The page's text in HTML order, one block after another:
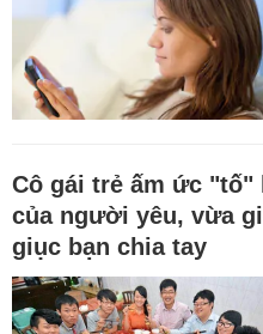
Cô gái trẻ ấm ức "tố"
của người yêu, vừa
giục bạn chia tay